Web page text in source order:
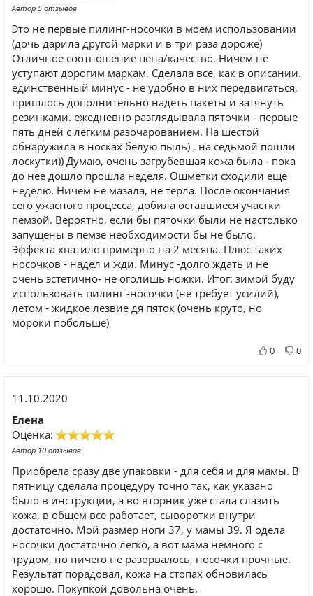
Автор 5 отзывов
Это не первые пилинг-носочки в моем использовании
(дочь дарила другой марки и в три раза дороже)
Отличное соотношение цена/качество. Ничем не
уступают дорогим маркам. Сделала все, как в описании.
единственный минус - не удобно в них передвигаться,
пришлось дополнительно надеть пакеты и затянуть
резинками. ежедневно разглядывала пяточки - первые
пять дней с легким разочарованием. На шестой
обнаружила в носках белую пыль) , на седьмой пошли
лоскутки)) Думаю, очень загрубевшая кожа была - пока
до нее дошло прошла неделя. Ошметки сходили еще
неделю. Ничем не мазала, не терла. После окончания
сего ужасного процесса, добила оставшиеся участки
пемзой. Вероятно, если бы пяточки были не настолько
запущены в пемзе необходимости бы не было.
Эффекта хватило примерно на 2 месяца. Плюс таких
носочков - надел и жди. Минус -долго ждать и не
очень эстетично- не оголишь ножки. Итог: зимой буду
использовать пилинг -носочки (не требует усилий),
летом - жидкое лезвие дя пяток (очень круто, но
мороки побольше)
0 0
11.10.2020
Елена
Оценка:
Автор 10 отзывов
Приобрела сразу две упаковки - для себя и для мамы. В
пятницу сделала процедуру точно так, как указано
было в инструкции, а во вторник уже стала слазить
кожа, в общем все работает, сыворотки внутри
достаточно. Мой размер ноги 37, у мамы 39. Я одела
носочки достаточно легко, а вот мама немного с
трудом, но ничего не разорвалось, носочки прочные.
Результат порадовал, кожа на стопах обновилась
хорошо. Покупкой довольна очень.